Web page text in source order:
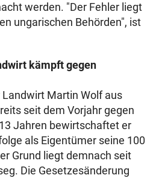
werden. "Der Fehler liegt
ungarischen Behörden", ist
kämpft gegen
Landwirt Martin Wolf aus
seit dem Vorjahr gegen
Jahren bewirtschaftet er
als Eigentümer seine 100
Grund liegt demnach seit
Die Gesetzesänderung